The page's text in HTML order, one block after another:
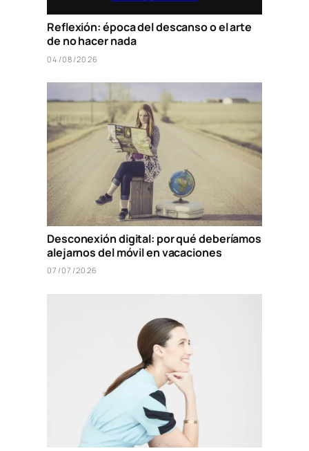
Reflexión: época del descanso o el arte
de no hacer nada
04/08/2026
Desconexión digital: por qué deberíamos
alejarnos del móvil en vacaciones
07/07/2026